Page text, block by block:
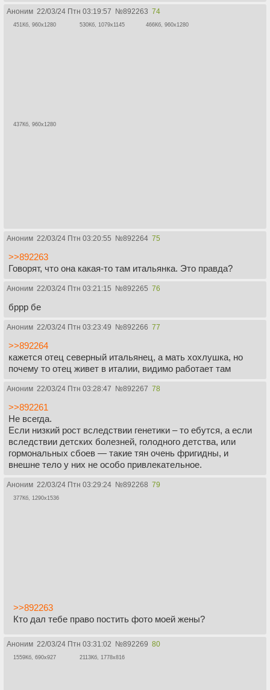
Аноним 22/03/24 Птн 03:19:57 №892263 74
451Кб, 960x1280 530Кб, 1079x1145 466Кб, 960x1280
437Кб, 960x1280
Аноним 22/03/24 Птн 03:20:55 №892264 75
>>892263
Говорят, что она какая-то там итальянка. Это правда?
Аноним 22/03/24 Птн 03:21:15 №892265 76
бррр бе
Аноним 22/03/24 Птн 03:23:49 №892266 77
>>892264
кажется отец северный итальянец, а мать хохлушка, но
почему то отец живет в италии, видимо работает там
Аноним 22/03/24 Птн 03:28:47 №892267 78
>>892261
Не всегда.
Если низкий рост вследствии генетики – то ебутся, а если
вследствии детских болезней, голодного детства, или
гормональных сбоев — такие тян очень фригидны, и
внешне тело у них не особо привлекательное.
Аноним 22/03/24 Птн 03:29:24 №892268 79
377Кб, 1290x1536
>>892263
Кто дал тебе право постить фото моей жены?
Аноним 22/03/24 Птн 03:31:02 №892269 80
1559Кб, 690x927 2113Кб, 1778x816